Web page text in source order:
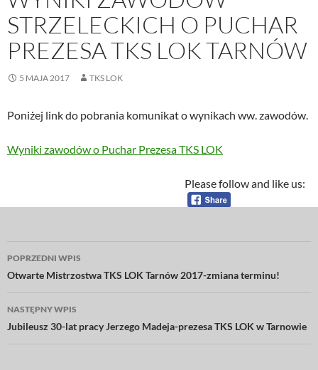
STRZELECKICH O PUCHAR
PREZESA TKS LOK TARNÓW
5 MAJA 2017 TKS LOK
Poniżej link do pobrania komunikat o wynikach ww. zawodów.
Wyniki zawodów o Puchar Prezesa TKS LOK
Please follow and like us:
Nawigacja
wpisu
POPRZEDNI WPIS
Otwarte Mistrzostwa TKS LOK Tarnów 2017-zmiana terminu!
NASTĘPNY WPIS
Jubileusz 30-lat pracy Jerzego Madeja-prezesa TKS LOK w Tarnowie